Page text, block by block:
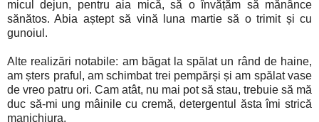
micul dejun, pentru aia mică, să o învățăm să mănânce
sănătos. Abia aștept să vină luna martie să o trimit și cu
gunoiul.
Alte realizări notabile: am băgat la spălat un rând de haine,
am șters praful, am schimbat trei pempărși și am spălat vase
de vreo patru ori. Cam atât, nu mai pot să stau, trebuie să mă
duc să-mi ung mâinile cu cremă, detergentul ăsta îmi strică
manichiura.